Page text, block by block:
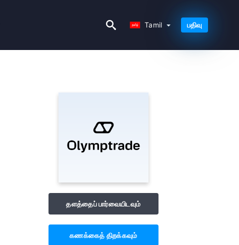
Tamil பதிவு
தளத்தைப் பார்வையிடவும்
கணக்கைத் திறக்கவும்